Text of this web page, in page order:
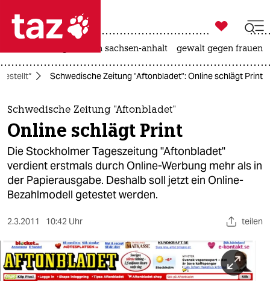
 taz zahl ich
taz zahl ich
themen
politik
öko
gesellschaft
kultur
sport
berlin

taz zahl ich
landtagswahl in sachsen-anhalt gewalt gegen frauen
Schwedische Zeitung "Aftonbladet": Online schlägt Print
Schwedische Zeitung "Aftonbladet"
Online schlägt Print
Die Stockholmer Tageszeitung "Aftonbladet"
verdient erstmals durch Online-Werbung mehr als in
der Papierausgabe. Deshalb soll jetzt ein Online-
Bezahlmodell getestet werden.
2.3.2011 10:42 Uhr teilen